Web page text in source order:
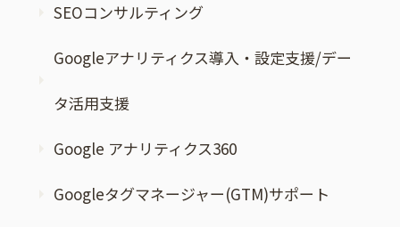
SEOコンサルティング
Googleアナリティクス導入・設定支援/デー
タ活用支援
Google アナリティクス360
Googleタグマネージャー(GTM)サポート